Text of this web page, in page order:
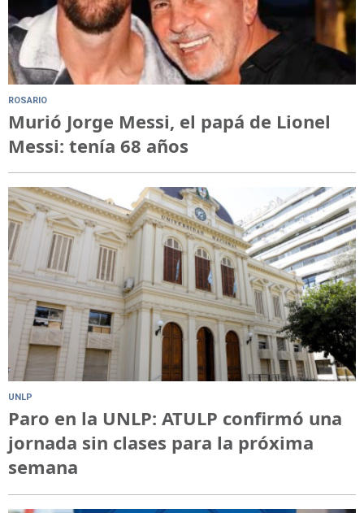
ROSARIO
Murió Jorge Messi, el papá de Lionel
Messi: tenía 68 años
UNLP
Paro en la UNLP: ATULP confirmó una
jornada sin clases para la próxima
semana